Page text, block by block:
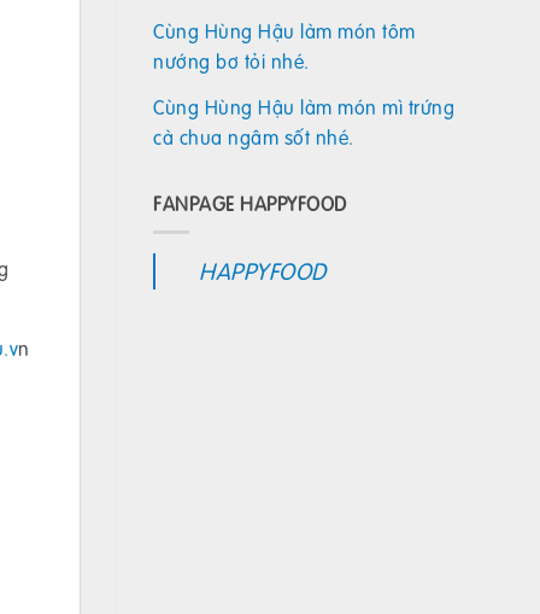
n
Cùng Hùng Hậu làm món tôm
nướng bơ tỏi nhé.
Cùng Hùng Hậu làm món mì trứng
cà chua ngâm sốt nhé.
FANPAGE HAPPYFOOD
HAPPYFOOD